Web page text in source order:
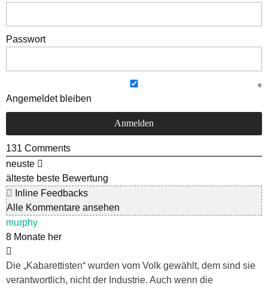
Passwort
Angemeldet bleiben
131 Comments
neuste
älteste beste Bewertung
Inline Feedbacks
Alle Kommentare ansehen
murphy
8 Monate her
Die „Kabarettisten“ wurden vom Volk gewählt, dem sind sie
verantwortlich, nicht der Industrie. Auch wenn die